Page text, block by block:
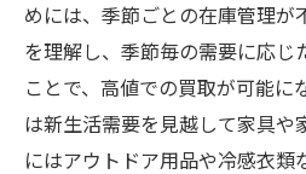
めには、季節ごとの在庫管理が
を理解し、季節毎の需要に応じ
ことで、高値での買取が可能に
は新生活需要を見越して家具や
にはアウトドア用品や冷感衣類